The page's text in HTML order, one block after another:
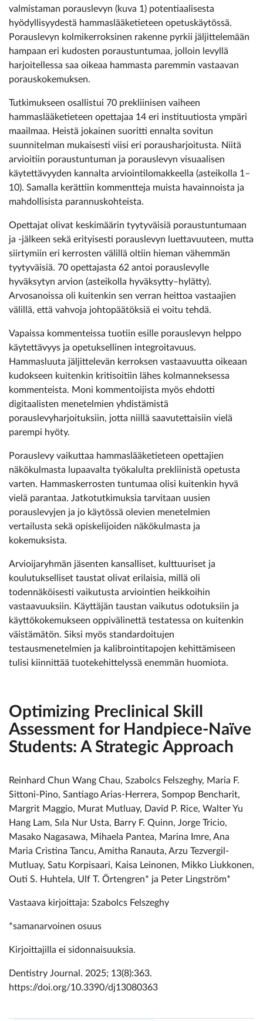
valmistaman porauslevyn (kuva 1) potentiaalisesta
hyödyllisyydestä hammaslääketieteen opetuskäytössä.
Porauslevyn kolmikerroksinen rakenne pyrkii jäljittelemään
hampaan eri kudosten poraustuntumaa, jolloin levyllä
harjoitellessa saa oikeaa hammasta paremmin vastaavan
porauskokemuksen.
Tutkimukseen osallistui 70 pre­kliinisen vaiheen
hammaslääketieteen opettajaa 14 eri instituutiosta ympäri
maailmaa. Heistä jokainen suoritti ennalta sovitun
suunnitelman mukaisesti viisi eri porausharjoitusta. Niitä
arvioi­tiin poraus­tuntuman ja porauslevyn visuaalisen
käytettävyyden kannalta arviointi­lomakkeella (asteikolla 1–
10). Samalla kerättiin kommentteja muista havainnoista ja
mahdollisista parannuskohteista.
Opettajat olivat keskimäärin tyytyväisiä poraustuntumaan
ja -jälkeen sekä erityisesti porauslevyn luettavuuteen, mutta
siirtymiin eri kerrosten välillä oltiin hieman vähemmän
tyytyväisiä. 70 opettajasta 62 antoi porauslevylle
hyväksytyn arvion (asteikolla hyväksytty–hylätty).
Arvosanoissa oli kuitenkin sen verran heittoa vastaajien
välillä, että vahvoja johtopäätöksiä ei voitu tehdä.
Vapaissa kommenteissa tuotiin esille porauslevyn helppo
käytettävyys ja opetuksellinen integroitavuus.
Hammasluuta jäljittelevän kerroksen vastaavuutta oikeaan
kudokseen kuitenkin kritisoitiin lähes kolmanneksessa
kommenteista. Moni kommentoijista myös ehdotti
digitaalisten menetelmien­ yhdistämistä
porauslevyharjoituksiin, jotta niillä saavutettaisiin vielä
parempi hyöty.
Porauslevy vaikuttaa hammaslääketieteen opettajien
näkökulmasta lupaavalta työkalulta prekliinistä opetusta
varten. Hammaskerrosten tuntumaa olisi kuitenkin hyvä
vielä parantaa. Jatkotutkimuksia tarvitaan uusien
porauslevyjen ja jo käytössä olevien menetelmien
vertailusta sekä opiskelijoiden näkökulmasta ja
kokemuksista.
Arvioijaryhmän jäsenten kansalliset, kulttuuriset ja
koulutukselliset taustat olivat erilaisia, millä oli
todennäköisesti vaikutusta arviointien heikkoihin
vastaavuuksiin. Käyttäjän taustan vaikutus odotuksiin ja
käyttökokemukseen oppivälinettä testatessa on kuitenkin
väistämätön. Siksi myös standardoitujen
testausmenetelmien ja kalibrointitapojen kehittämiseen
tulisi kiinnittää tuotekehittelyssä enemmän huomiota.
Optimizing Preclinical Skill
Assessment for Handpiece-Naïve
Students: A Strategic Approach
Reinhard Chun Wang Chau, Szabolcs Felszeghy, Maria F.
Sittoni-Pino, Santiago Arias-Herrera, Sompop Bencharit,
Margrit Maggio, Murat Mutluay, David P. Rice, Walter Yu
Hang Lam, Sıla Nur Usta, Barry F. Quinn, Jorge Tricio,
Masako Nagasawa, Mihaela Pantea, Marina Imre, Ana
Maria Cristina Tancu, Amitha Ranauta, Arzu Tezvergil-
Mutluay, Satu Korpisaari, Kaisa Leinonen, Mikko Liukkonen,
Outi S. Huhtela, Ulf T. Örtengren* ja Peter Lingström*
Vastaava kirjoittaja: Szabolcs Felszeghy
*samanarvoinen osuus
Kirjoittajilla ei sidonnaisuuksia.
Dentistry Journal. 2025; 13(8):363.
https://doi.org/10.3390/dj13080363